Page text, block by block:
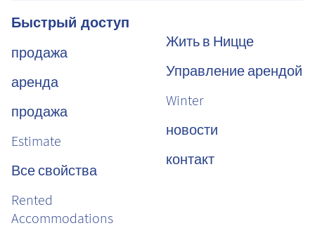
Быстрый доступ
продажа
аренда
продажа
Estimate
Все свойства
Rented
Accommodations
Жить в Ницце
Управление арендой
Winter
новости
контакт